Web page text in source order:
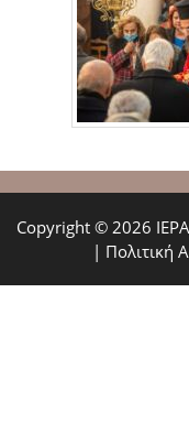
Copyright © 2026
| Πολιτική